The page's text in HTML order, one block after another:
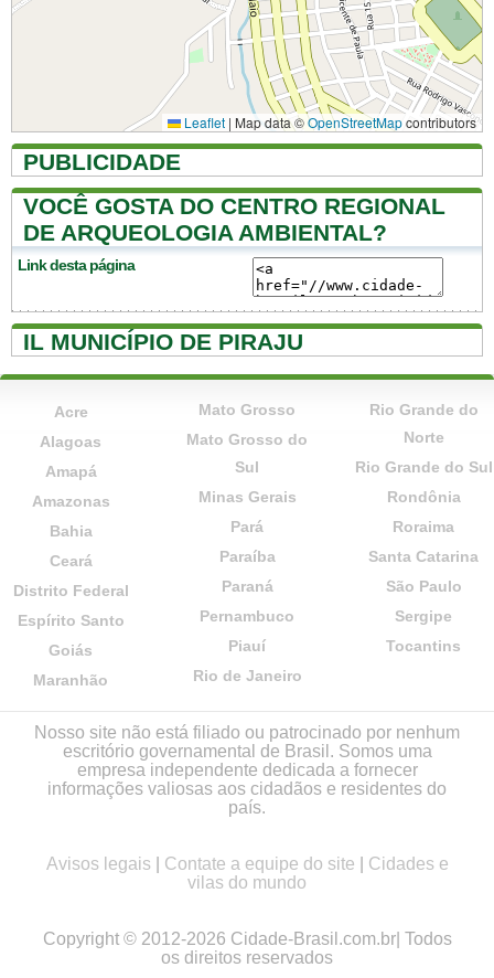
Leaflet | Map data ©OpenStreetMapcontributors
PUBLICIDADE
VOCÊ GOSTA DO CENTRO REGIONAL
DE ARQUEOLOGIA AMBIENTAL?
Link desta página
IL MUNICÍPIO DE PIRAJU
Acre
Alagoas
Amapá
Amazonas
Bahia
Ceará
Distrito Federal
Espírito Santo
Goiás
Maranhão
Mato Grosso
Mato Grosso do
Sul
Minas Gerais
Pará
Paraíba
Paraná
Pernambuco
Piauí
Rio de Janeiro
Rio Grande do
Norte
Rio Grande do Sul
Rondônia
Roraima
Santa Catarina
São Paulo
Sergipe
Tocantins
Nosso site não está filiado ou patrocinado por nenhum
escritório governamental de Brasil. Somos uma
empresa independente dedicada a fornecer
informações valiosas aos cidadãos e residentes do
país.
Avisos legais Contate a equipe do site
Cidades e
vilas do mundo
Copyright © 2012-2026 Cidade-Brasil.com.br| Todos
os direitos reservados